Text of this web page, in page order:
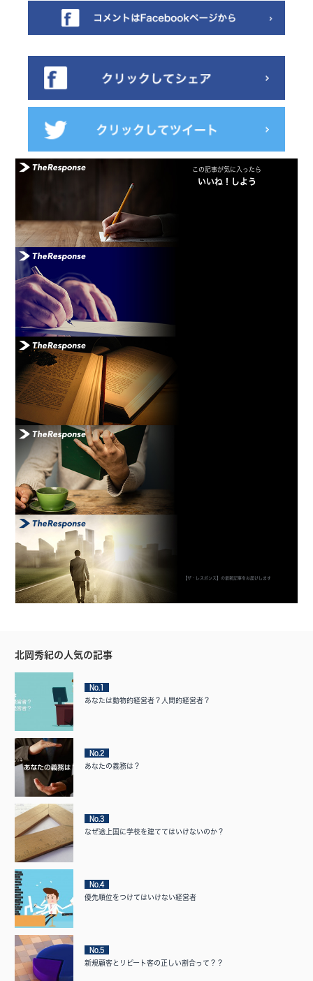
この記事が気に入ったら
いいね！しよう
【ザ・レスポンス】の最新記事をお届けします
北岡秀紀の人気の記事
No.1
あなたは動物的経営者？人間的経営者？
No.2
あなたの義務は？
No.3
なぜ途上国に学校を建ててはいけないのか？
No.4
優先順位をつけてはいけない経営者
No.5
新規顧客とリピート客の正しい割合って？？